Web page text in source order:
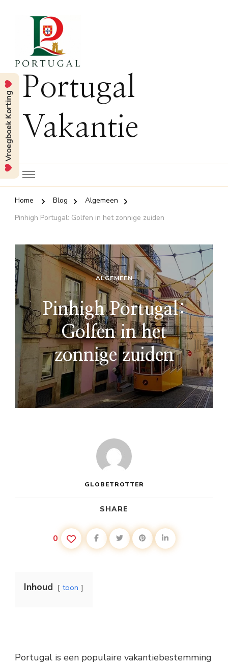
Portugal
Vakantie
Home Blog
Algemeen
Pinhigh Portugal: Golfen in het zonnige zuiden
ALGEMEEN
Pinhigh Portugal:
Golfen in het
zonnige zuiden
GLOBETROTTER
SHARE
0
Inhoud toon
Portugal is een populaire vakantiebestemming
Vroegboek Korting